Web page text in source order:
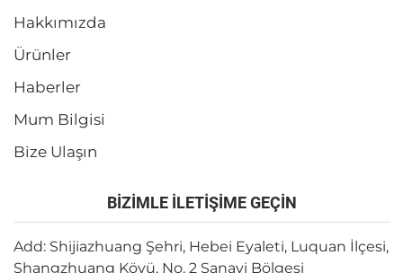
Hakkımızda
Ürünler
Haberler
Mum Bilgisi
Bize Ulaşın
BİZİMLE İLETİŞİME GEÇİN
Add: Shijiazhuang Şehri, Hebei Eyaleti, Luquan İlçesi,
Shangzhuang Köyü, No. 2 Sanayi Bölgesi